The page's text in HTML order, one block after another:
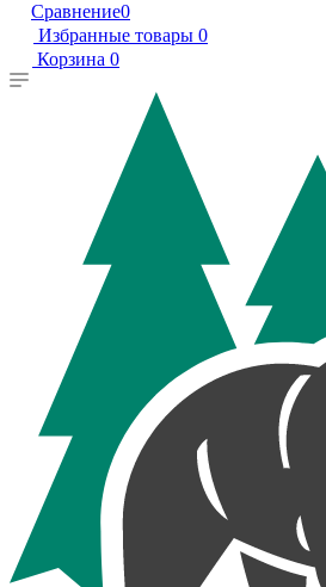
Сравнение0
Избранные товары 0
Корзина 0